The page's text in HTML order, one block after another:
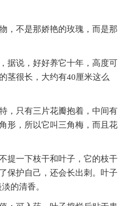
，不是那娇艳的玫瑰，而是那
据说，好好养它十年，高度可
茎很长，大约有40厘米这么
，只有三片花瓣抱着，中间有
形，所以它叫三角梅，而且花
提一下枝干和叶子，它的枝干
保护自己，还会长出刺。叶子
的清香。